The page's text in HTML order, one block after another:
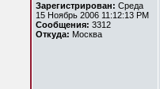
Зарегистрирован: Среда
15 Ноябрь 2006 11:12:13 PM
Сообщения: 3312
Откуда: Москва